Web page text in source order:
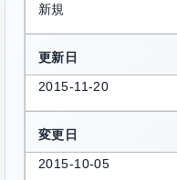
新規
更新日
2015-11-20
変更日
2015-10-05